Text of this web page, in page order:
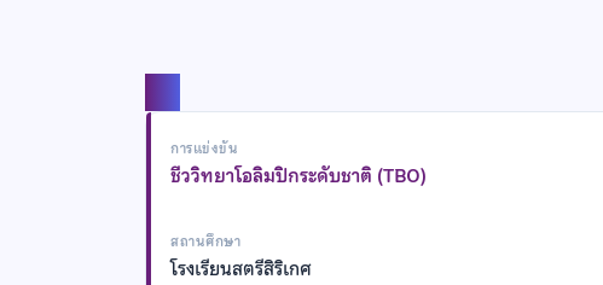
การแข่งขัน
ชีววิทยาโอลิมปิกระดับชาติ (TBO)
สถานศึกษา
โรงเรียนสตรีสิริเกศ